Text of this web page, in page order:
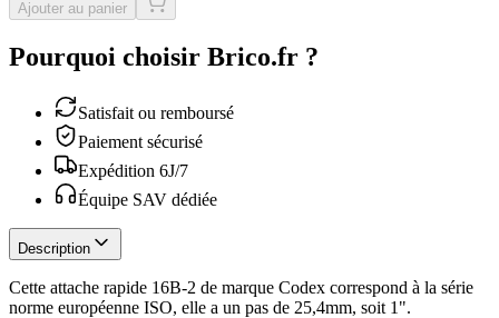
Ajouter au panier
Pourquoi choisir Brico.fr ?
Satisfait ou remboursé
Paiement sécurisé
Expédition 6J/7
Équipe SAV dédiée
Description
Cette attache rapide 16B-2 de marque Codex correspond à la série
norme européenne ISO, elle a un pas de 25,4mm, soit 1".